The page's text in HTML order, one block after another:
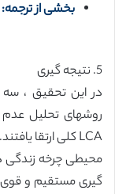
بخشی از ترجمه:
5. نتیجه گیری
در این تحقیق ،
روشهای تحلیل